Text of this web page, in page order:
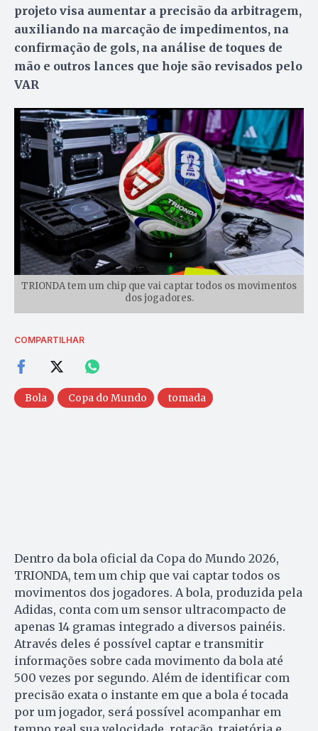
projeto visa aumentar a precisão da arbitragem,
auxiliando na marcação de impedimentos, na
confirmação de gols, na análise de toques de
mão e outros lances que hoje são revisados pelo
VAR
TRIONDA tem um chip que vai captar todos os movimentos
dos jogadores.
COMPARTILHAR
Bola Copa do Mundo tomada
Dentro da bola oficial da Copa do Mundo 2026,
TRIONDA, tem um chip que vai captar todos os
movimentos dos jogadores. A bola, produzida pela
Adidas, conta com um sensor ultracompacto de
apenas 14 gramas integrado a diversos painéis.
Através deles é possível captar e transmitir
informações sobre cada movimento da bola até
500 vezes por segundo. Além de identificar com
precisão exata o instante em que a bola é tocada
por um jogador, será possível acompanhar em